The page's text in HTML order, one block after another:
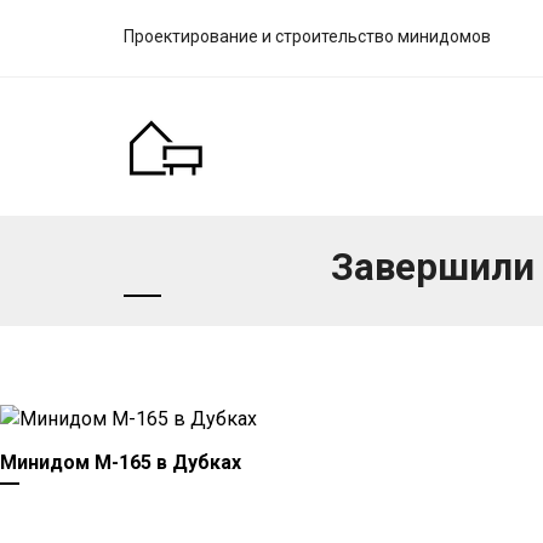
Проектирование и строительство минидомов
Завершили
Минидом М-165 в Дубках